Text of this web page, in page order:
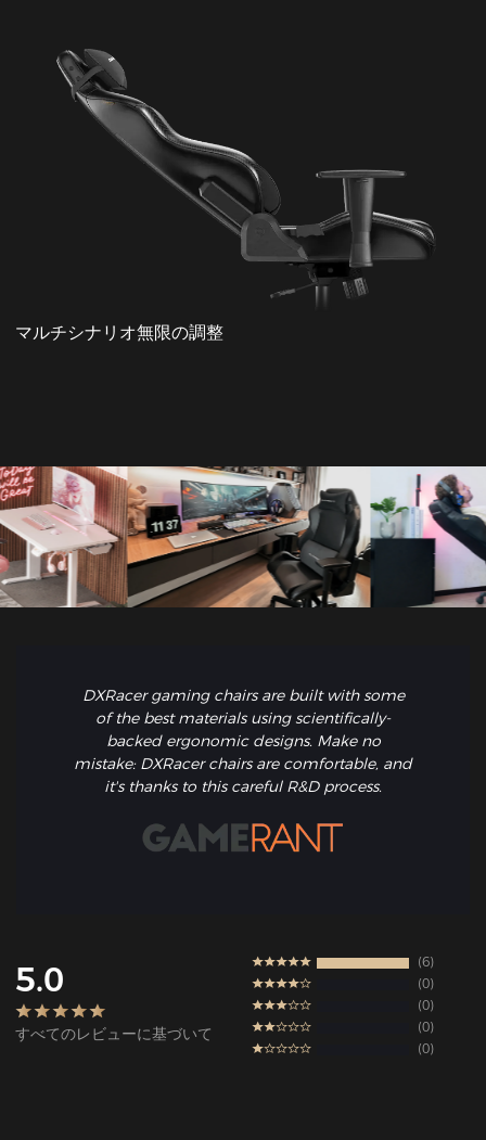
マルチシナリオ無限の調整
DXRacer gaming chairs are built with some
of the best materials using scientifically-
backed ergonomic designs. Make no
mistake: DXRacer chairs are comfortable, and
it's thanks to this careful R&D process.
5.0
すべてのレビューに基づいて
6
0
0
0
0